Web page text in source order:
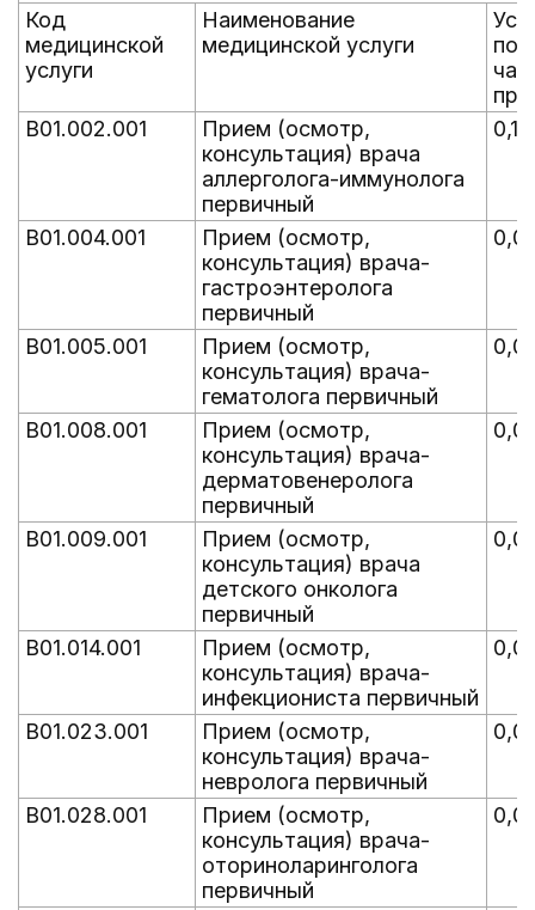
Код
медицинской
услуги
Наименование
медицинской услуги
B01.002.001
Прием (осмотр,
консультация) врача
аллерголога-иммунолога
первичный
0,1
B01.004.001
Прием (осмотр,
консультация) врача-
гастроэнтеролога
первичный
B01.005.001
Прием (осмотр,
консультация) врача-
гематолога первичный
B01.008.001
Прием (осмотр,
консультация) врача-
дерматовенеролога
первичный
B01.009.001
Прием (осмотр,
консультация) врача
детского онколога
первичный
B01.014.001
Прием (осмотр,
консультация) врача-
инфекциониста первичный
B01.023.001
Прием (осмотр,
консультация) врача-
невролога первичный
B01.028.001
Прием (осмотр,
консультация) врача-
оториноларинголога
первичный